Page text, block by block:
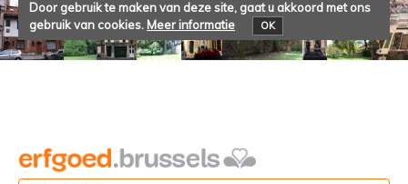
Door gebruik te maken van deze site, gaat u akkoord met ons
gebruik van cookies. Meer informatie OK